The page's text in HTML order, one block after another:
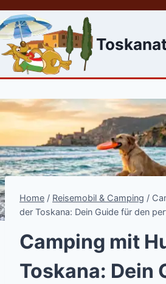
Skip
to
content
Home / Reisemobil & Camping /
der Toskana: Dein Guide für den
Camping mit
Toskana: Dein